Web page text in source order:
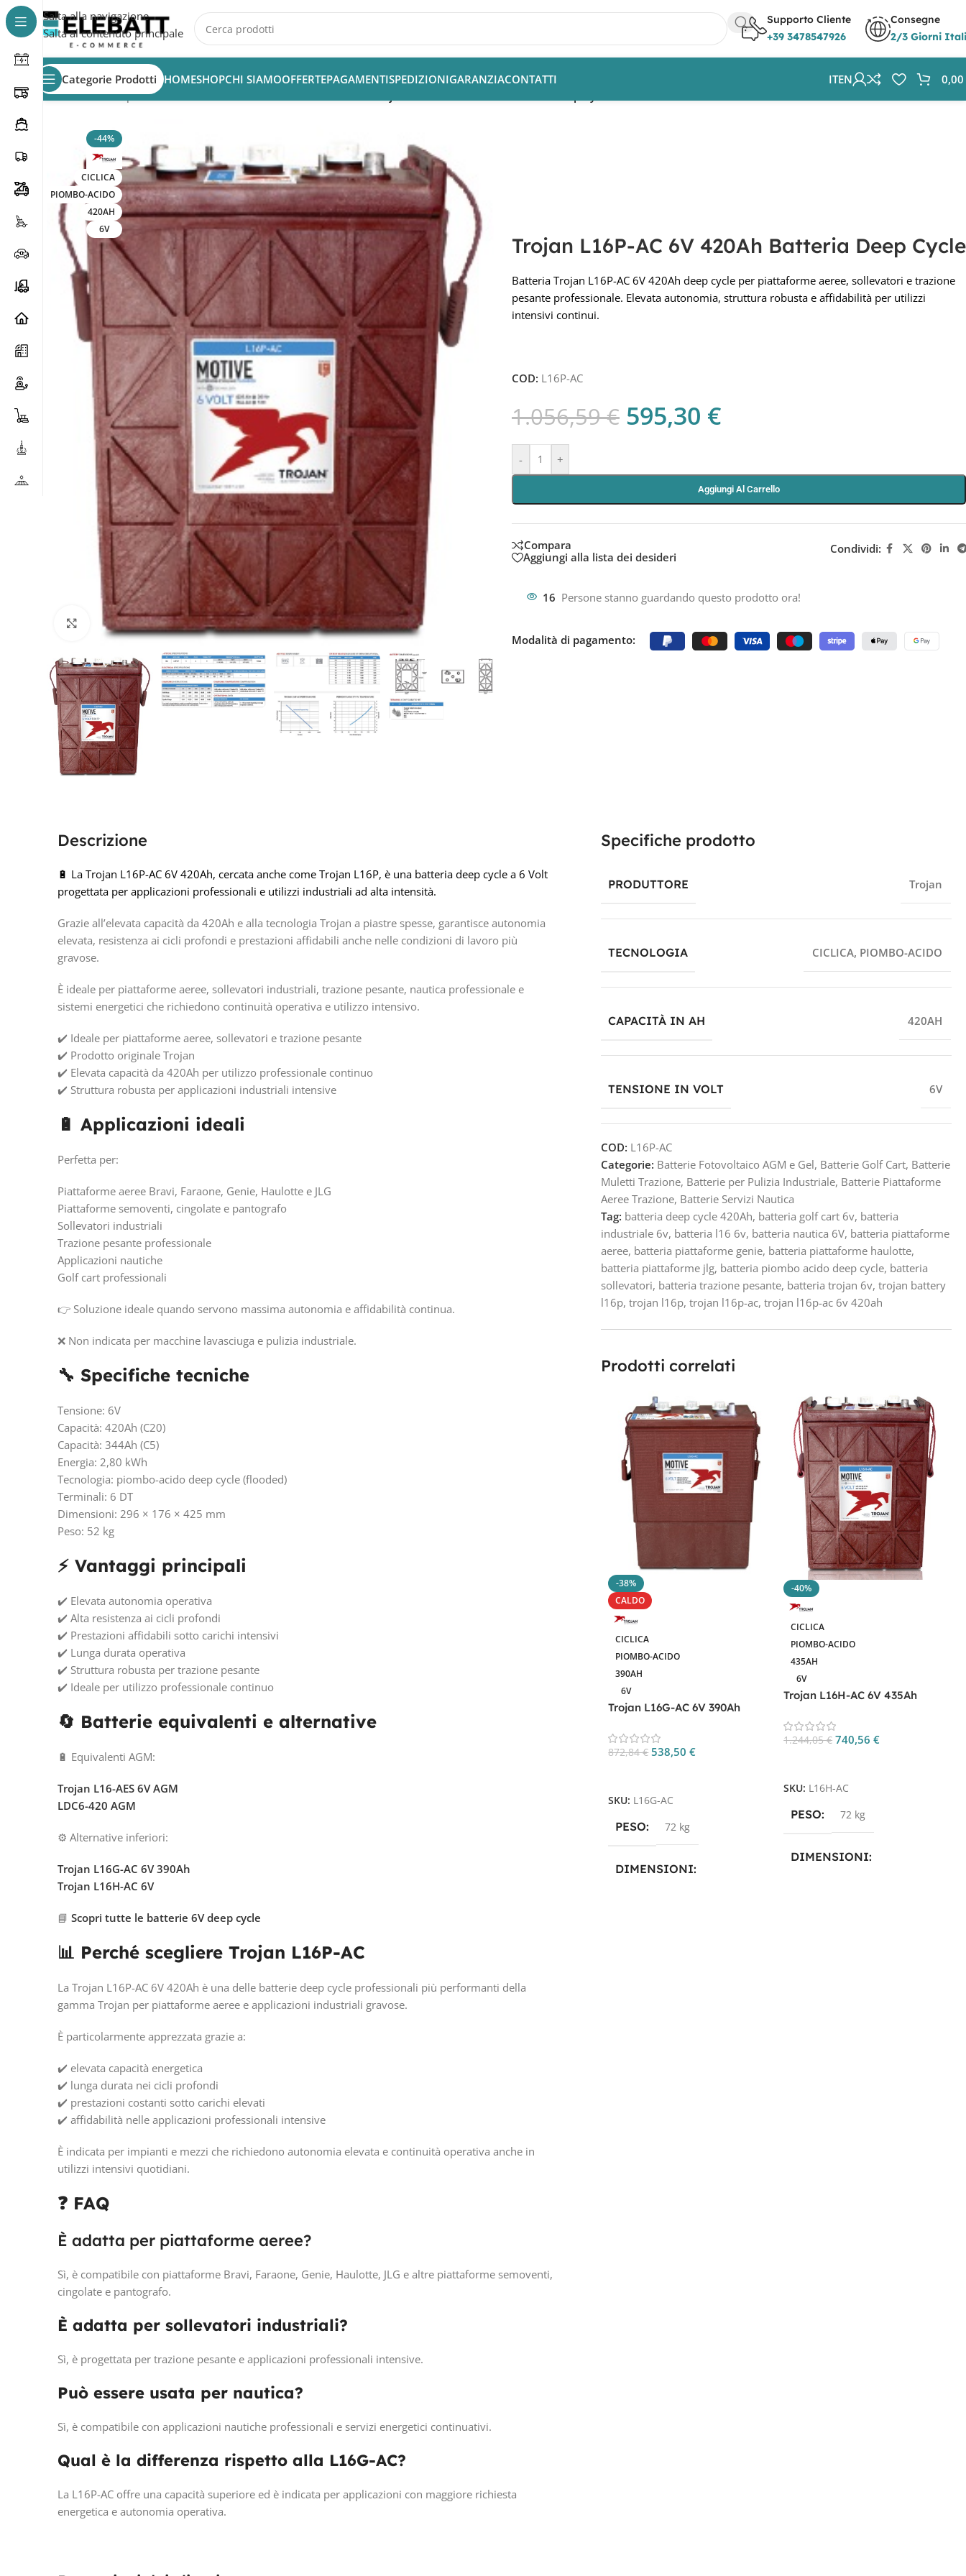
Salta alla navigazione
Salta al contenuto principale
Supporto Cliente
+39 3478547926
Consegne
2/3 Giorni
Categorie Prodotti HOMESHOPCHI SIAMOOFFERTEPAGAMENTISPEDIZIONIGARANZIACONTATTI ITEN
0,00
Home/Batterie per Fotovoltaico
-44%
CICLICA
PIOMBO-ACIDO
420AH
6V
Clicca per ingrandire
Trojan L16P-AC 6V 420Ah Batteria Deep Cycle
Batteria Trojan L16P-AC 6V 420Ah deep cycle per piattaforme aeree, sollevatori e trazione
pesante professionale. Elevata autonomia, struttura robusta e affidabilità per utilizzi
intensivi continui.
COD: L16P-AC
1.056,59€ 595,30 €
- +
Aggiungi Al Carrello
Compara
Aggiungi alla lista dei desideri
Condividi:
16 Persone stanno guardando questo prodotto ora!
Modalità di pagamento:
Descrizione
🔋 La Trojan L16P-AC 6V 420Ah, cercata anche come Trojan L16P, è una batteria deep cycle a 6 Volt
progettata per applicazioni professionali e utilizzi industriali ad alta intensità.
Grazie all’elevata capacità da 420Ah e alla tecnologia Trojan a piastre spesse, garantisce autonomia
elevata, resistenza ai cicli profondi e prestazioni affidabili anche nelle condizioni di lavoro più
gravose.
È ideale per piattaforme aeree, sollevatori industriali, trazione pesante, nautica professionale e
sistemi energetici che richiedono continuità operativa e utilizzo intensivo.
✔️ Ideale per piattaforme aeree, sollevatori e trazione pesante
✔️ Prodotto originale Trojan
✔️ Elevata capacità da 420Ah per utilizzo professionale continuo
✔️ Struttura robusta per applicazioni industriali intensive
🔋 Applicazioni ideali
Perfetta per:
Piattaforme aeree Bravi, Faraone, Genie, Haulotte e JLG
Piattaforme semoventi, cingolate e pantografo
Sollevatori industriali
Trazione pesante professionale
Applicazioni nautiche
Golf cart professionali
👉 Soluzione ideale quando servono massima autonomia e affidabilità continua.
❌ Non indicata per macchine lavasciuga e pulizia industriale.
🔧 Specifiche tecniche
Tensione: 6V
Capacità: 420Ah (C20)
Capacità: 344Ah (C5)
Energia: 2,80 kWh
Tecnologia: piombo-acido deep cycle (flooded)
Terminali: 6 DT
Dimensioni: 296 × 176 × 425 mm
Peso: 52 kg
⚡ Vantaggi principali
✔️ Elevata autonomia operativa
✔️ Alta resistenza ai cicli profondi
✔️ Prestazioni affidabili sotto carichi intensivi
✔️ Lunga durata operativa
✔️ Struttura robusta per trazione pesante
✔️ Ideale per utilizzo professionale continuo
🔄 Batterie equivalenti e alternative
🔋 Equivalenti AGM:
Trojan L16-AES 6V AGM
LDC6-420 AGM
⚙️ Alternative inferiori:
Trojan L16G-AC 6V 390Ah
Trojan L16H-AC 6V
📘 Scopri tutte le batterie 6V deep cycle
📊 Perché scegliere Trojan L16P-AC
La Trojan L16P-AC 6V 420Ah è una delle batterie deep cycle professionali più performanti della
gamma Trojan per piattaforme aeree e applicazioni industriali gravose.
È particolarmente apprezzata grazie a:
✔️ elevata capacità energetica
✔️ lunga durata nei cicli profondi
✔️ prestazioni costanti sotto carichi elevati
✔️ affidabilità nelle applicazioni professionali intensive
È indicata per impianti e mezzi che richiedono autonomia elevata e continuità operativa anche in
utilizzi intensivi quotidiani.
❓ FAQ
È adatta per piattaforme aeree?
Sì, è compatibile con piattaforme Bravi, Faraone, Genie, Haulotte, JLG e altre piattaforme semoventi,
cingolate e pantografo.
È adatta per sollevatori industriali?
Sì, è progettata per trazione pesante e applicazioni professionali intensive.
Può essere usata per nautica?
Sì, è compatibile con applicazioni nautiche professionali e servizi energetici continuativi.
Qual è la differenza rispetto alla L16G-AC?
La L16P-AC offre una capacità superiore ed è indicata per applicazioni con maggiore richiesta
energetica e autonomia operativa.
Specifiche prodotto
PRODUTTORE Trojan
TECNOLOGIA CICLICA, PIOMBO-ACIDO
CAPACITÀ IN AH 420AH
TENSIONE IN VOLT 6V
COD: L16P-AC
Categorie: Batterie Fotovoltaico AGM e Gel, Batterie Golf Cart, Batterie
Muletti Trazione, Batterie per Pulizia Industriale, Batterie Piattaforme
Aeree Trazione, Batterie Servizi Nautica
Tag: batteria deep cycle 420Ah, batteria golf cart 6v, batteria
industriale 6v, batteria l16 6v, batteria nautica 6V, batteria piattaforme
aeree, batteria piattaforme genie, batteria piattaforme haulotte,
batteria piattaforme jlg, batteria piombo acido deep cycle, batteria
sollevatori, batteria trazione pesante, batteria trojan 6v, trojan battery
l16p, trojan l16p, trojan l16p-ac, trojan l16p-ac 6v 420ah
Prodotti correlati
-38%
CALDO
CICLICA
PIOMBO-ACIDO
390AH
6V
Trojan L16G-AC 6V 390Ah
872,84€ 538,50€
SKU: L16G-AC
PESO 72 kg
DIMENSIONI
-40%
CICLICA
PIOMBO-ACIDO
435AH
6V
Trojan L16H-AC 6V 435Ah
1.244,05€ 740,56€
SKU: L16H-AC
PESO 72 kg
DIMENSIONI